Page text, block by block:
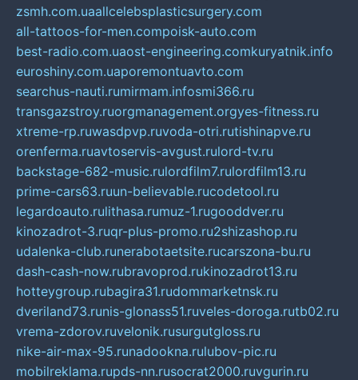
zsmh.com.uaallcelebsplasticsurgery.com
all-tattoos-for-men.compoisk-auto.com
best-radio.com.uaost-engineering.comkuryatnik.info
euroshiny.com.uaporemontuavto.com
searchus-nauti.rumirmam.infosmi366.ru
transgazstroy.ruorgmanagement.orgyes-fitness.ru
xtreme-rp.ruwasdpvp.ruvoda-otri.rutishinapve.ru
orenferma.ruavtoservis-avgust.rulord-tv.ru
backstage-682-music.rulordfilm7.rulordfilm13.ru
prime-cars63.ruun-believable.rucodetool.ru
legardoauto.rulithasa.rumuz-1.rugooddver.ru
kinozadrot-3.ruqr-plus-promo.ru2shizashop.ru
udalenka-club.runerabotaetsite.rucarszona-bu.ru
dash-cash-now.rubravoprod.rukinozadrot13.ru
hotteygroup.rubagira31.rudommarketnsk.ru
dveriland73.runis-glonass51.ruveles-doroga.rutb02.ru
vrema-zdorov.ruvelonik.rusurgutgloss.ru
nike-air-max-95.runadookna.rulubov-pic.ru
mobilreklama.rupds-nn.rusocrat2000.ruvgurin.ru